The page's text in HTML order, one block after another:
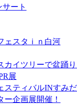
ート
ェスタｉｎ白河
カイツリーで盆踊
展
スティバルINすみだ
企画展開催！